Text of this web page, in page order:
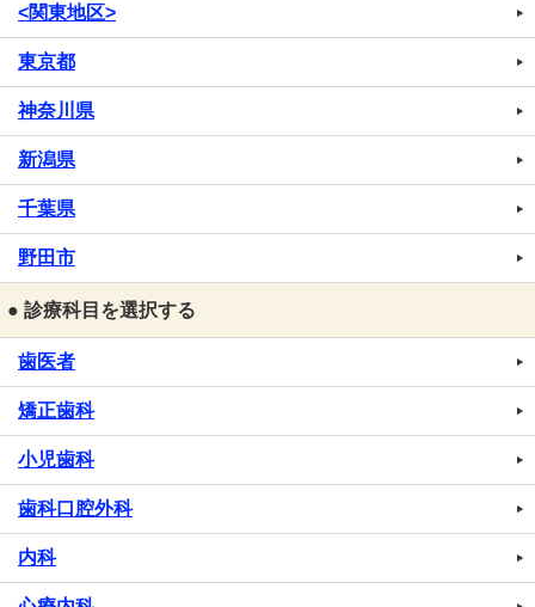
<関東地区>
東京都
神奈川県
新潟県
千葉県
野田市
● 診療科目を選択する
歯医者
矯正歯科
小児歯科
歯科口腔外科
内科